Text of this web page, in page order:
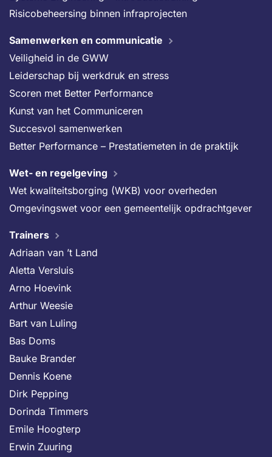
Risicobeheersing binnen infraprojecten
Samenwerken en communicatie
Veiligheid in de GWW
Leiderschap bij werkdruk en stress
Scoren met Better Performance
Kunst van het Communiceren
Succesvol samenwerken
Better Performance – Prestatiemeten in de praktijk
Wet- en regelgeving
Wet kwaliteitsborging (WKB) voor overheden
Omgevingswet voor een gemeentelijk opdrachtgever
Trainers
Adriaan van ’t Land
Aletta Versluis
Arno Hoevink
Arthur Weesie
Bart van Luling
Bas Doms
Bauke Brander
Dennis Koene
Dirk Pepping
Dorinda Timmers
Emile Hoogterp
Erwin Zuuring